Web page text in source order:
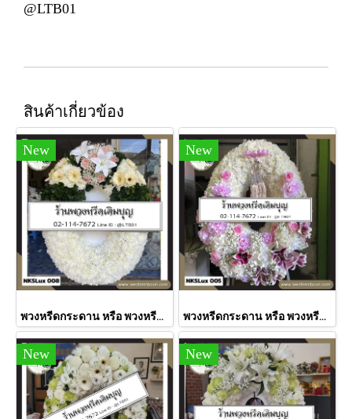
@LTB01
สินค้าเกี่ยวข้อง
New
พวงหรีดกระดาน หรือ พวงหรีดมาลา ดอกไม้สด ละมุนใจ (NKXLux008)
New
พวงหรีดกระดาน หรือ พวงหรีดมาลา ดอกไม้สด ชมพูบริสุทธิ์ (NKXLux005)
New New